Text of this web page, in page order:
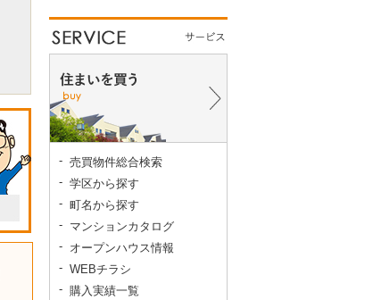
売買物件総合検索
学区から探す
町名から探す
マンションカタログ
オープンハウス情報
WEBチラシ
購入実績一覧